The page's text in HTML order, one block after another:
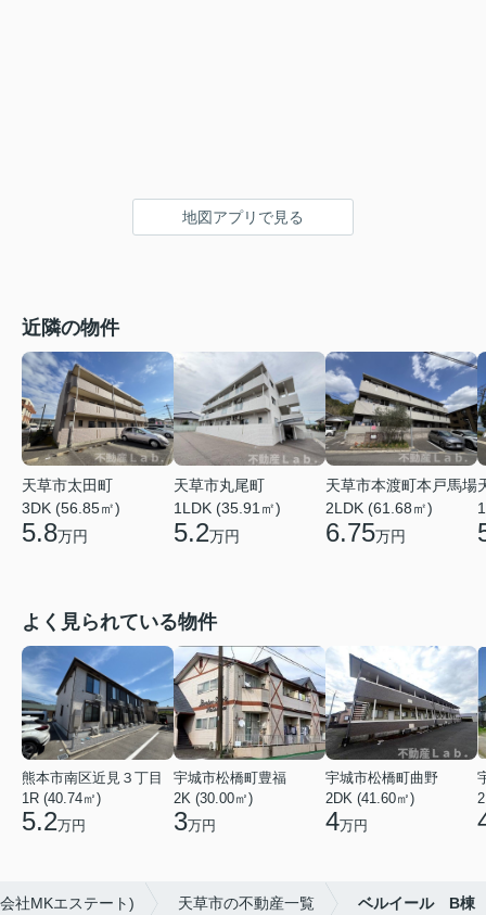
地図アプリで見る
近隣の物件
天草市太田町
3DK (56.85㎡)
5.8万円
天草市丸尾町
1LDK (35.91㎡)
5.2万円
天草市本渡町本戸馬場
2LDK (61.68㎡)
6.75万円
よく見られている物件
熊本市南区近見３丁目
1R (40.74㎡)
5.2万円
宇城市松橋町豊福
2K (30.00㎡)
3万円
宇城市松橋町曲野
2DK (41.60㎡)
4万円
社MKエステート) 天草市の不動産一覧 ベルイール B棟